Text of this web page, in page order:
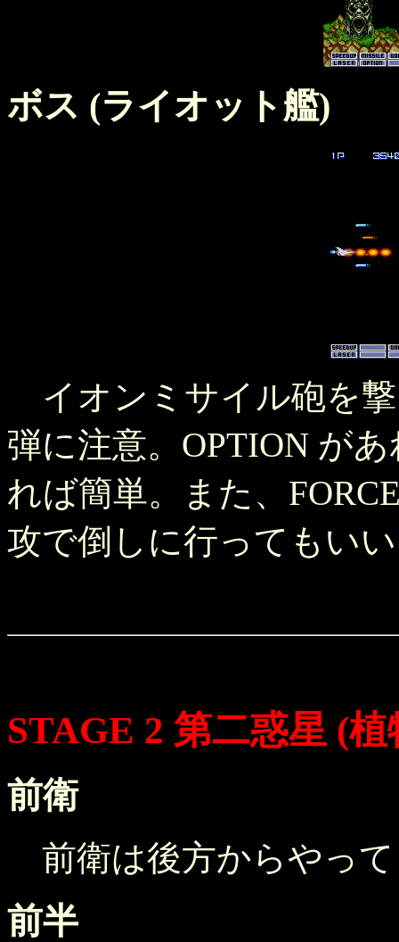
ボス (ライオット艦)
イオンミサイル砲を
弾に注意。OPTION が
れば簡単。また、
攻で倒しに行ってもい
STAGE 2 第二惑星 (
前衛
前衛は後方からやっ
前半